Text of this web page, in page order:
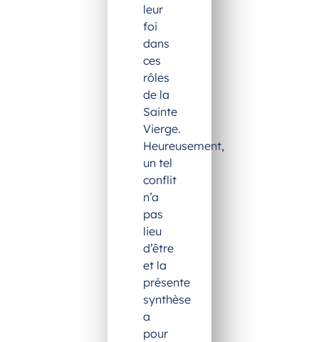
leur
foi
dans
ces
rôles
de la
Sainte
Vierge.
Heureusement,
un tel
conflit
n’a
pas
lieu
d’être
et la
présente
synthèse
a
pour